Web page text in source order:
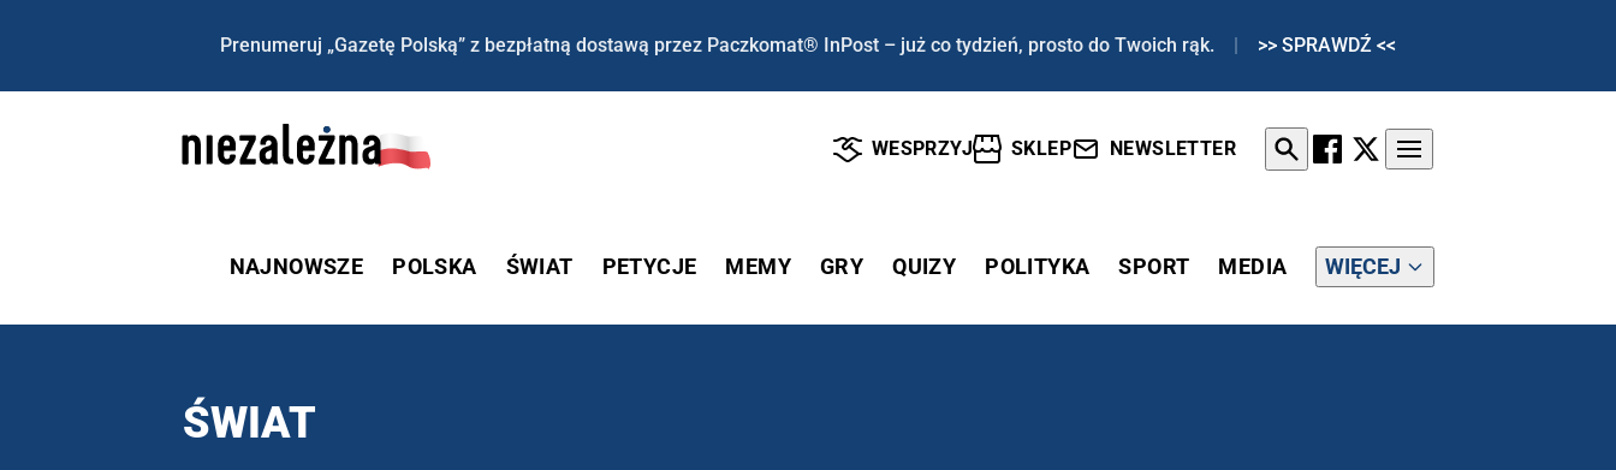
Prenumeruj „Gazetę Polską” z bezpłatną dostawą przez Paczkomat® InPost – już co tydzień, prosto do Twoich rąk. | >> SPRAWDŹ <<
WESPRZYJ SKLEP NEWSLETTER
NAJNOWSZE POLSKA ŚWIAT PETYCJE MEMY GRY QUIZY POLITYKA SPORT MEDIA WIĘCEJ
ŚWIAT